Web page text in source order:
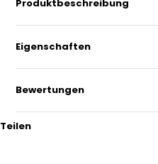
Produktbeschreibung
Eigenschaften
Bewertungen
Teilen